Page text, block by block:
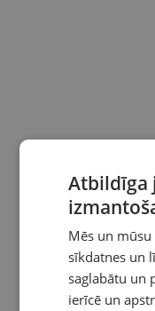
Atbildīga
Mēs un
sīkdatnes un
saglabātu un
ierīcē un